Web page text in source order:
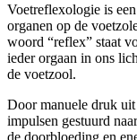
Voetreflexologie is
organen op de
woord “reflex” staat
ieder orgaan in ons
de voetzool.
Door manuele druk
impulsen gestuurd
de doorbloeding en